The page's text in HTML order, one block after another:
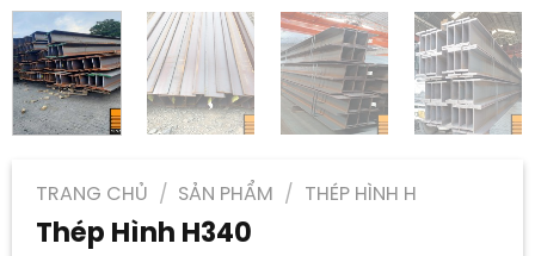
TRANG CHỦ / SẢN PHẨM / THÉP HÌNH H
Thép Hình H340